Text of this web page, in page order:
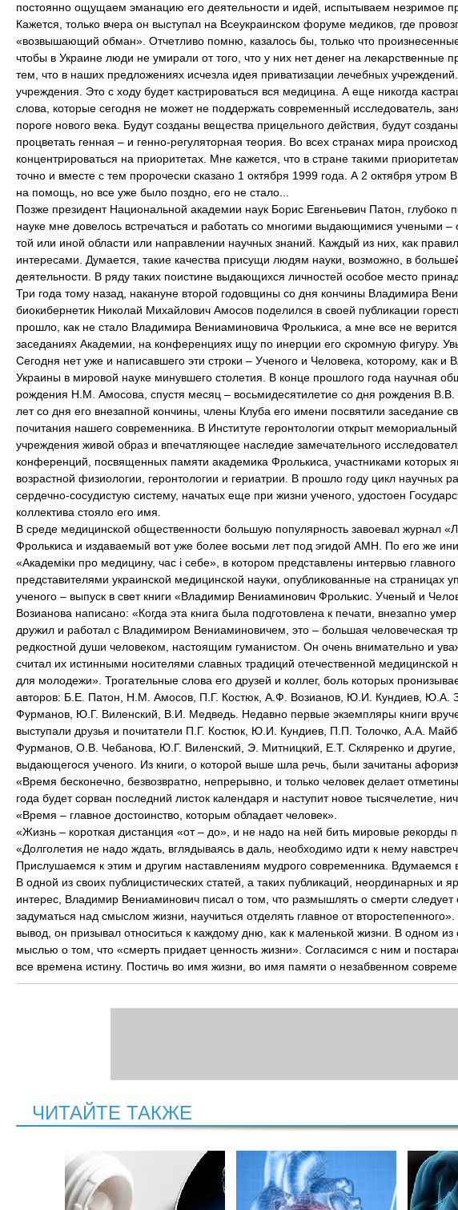
постоянно ощущаем эманацию его деятельности и идей, испытываем незримое
Кажется, только вчера он выступал на Всеукраинском форуме медиков, где
«возвышающий обман». Отчетливо помню, казалось бы, только что
чтобы в Украине люди не умирали от того, что у них нет денег на лекарственные
тем, что в наших предложениях исчезла идея приватизации лечебных
учреждения. Это с ходу будет кастрироваться вся медицина. А еще никогда
слова, которые сегодня не может не поддержать современный исследователь,
пороге нового века. Будут созданы вещества прицельного действия, будут
процветать генная – и генно-регуляторная теория. Во всех странах мира
концентрироваться на приоритетах. Мне кажется, что в стране такими
точно и вместе с тем пророчески сказано 1 октября 1999 года. А 2 октября
на помощь, но все уже было поздно, его не стало...
Позже президент Национальной академии наук Борис Евгеньевич Патон,
науке мне довелось встречаться и работать со многими выдающимися учеными
той или иной области или направлении научных знаний. Каждый из них, как
интересами. Думается, такие качества присущи людям науки, возможно, в
деятельности. В ряду таких поистине выдающихся личностей особое место
Три года тому назад, накануне второй годовщины со дня кончины Владимира
биокибернетик Николай Михайлович Амосов поделился в своей публикации
прошло, как не стало Владимира Вениаминовича Фролькиса, а мне все не
заседаниях Академии, на конференциях ищу по инерции его скромную фигуру.
Сегодня нет уже и написавшего эти строки – Ученого и Человека, которому, как
Украины в мировой науке минувшего столетия. В конце прошлого года научная
рождения Н.М. Амосова, спустя месяц – восьмидесятилетие со дня рождения В.В.
лет со дня его внезапной кончины, члены Клуба его имени посвятили заседание
почитания нашего современника. В Институте геронтологии открыт мемориальный
учреждения живой образ и впечатляющее наследие замечательного
конференций, посвященных памяти академика Фролькиса, участниками
возрастной физиологии, геронтологии и гериатрии. В прошло году цикл научных
сердечно-сосудистую систему, начатых еще при жизни ученого, удостоен
коллектива стояло его имя.
В среде медицинской общественности большую популярность завоевал журнал
Фролькиса и издаваемый вот уже более восьми лет под эгидой АМН. По его же
«Академіки про медицину, час і себе», в котором представлены интервью
представителями украинской медицинской науки, опубликованные на страницах
ученого – выпуск в свет книги «Владимир Вениаминович Фролькис. Ученый и
Возианова написано: «Когда эта книга была подготовлена к печати, внезапно
дружил и работал с Владимиром Вениаминовичем, это – большая человеческая
редкостной души человеком, настоящим гуманистом. Он очень внимательно и
считал их истинными носителями славных традиций отечественной медицинской
для молодежи». Трогательные слова его друзей и коллег, боль которых
авторов: Б.Е. Патон, Н.М. Амосов, П.Г. Костюк, А.Ф. Возианов, Ю.И. Кундиев, Ю.А.
Фурманов, Ю.Г. Виленский, В.И. Медведь. Недавно первые экземпляры книги
выступали друзья и почитатели П.Г. Костюк, Ю.И. Кундиев, П.П. Толочко, А.А.
Фурманов, О.В. Чебанова, Ю.Г. Виленский, Э. Митницкий, Е.Т. Скляренко и
выдающегося ученого. Из книги, о которой выше шла речь, были зачитаны
«Время бесконечно, безвозвратно, непрерывно, и только человек делает
года будет сорван последний листок календаря и наступит новое тысячелетие,
«Время – главное достоинство, которым обладает человек».
«Жизнь – короткая дистанция «от – до», и не надо на ней бить мировые рекорды
«Долголетия не надо ждать, вглядываясь в даль, необходимо идти к нему
Прислушаемся к этим и другим наставлениям мудрого современника. Вдумаемся в
В одной из своих публицистических статей, а таких публикаций, неординарных и
интерес, Владимир Вениаминович писал о том, что размышлять о смерти
задуматься над смыслом жизни, научиться отделять главное от
вывод, он призывал относиться к каждому дню, как к маленькой жизни. В одном
мыслью о том, что «смерть придает ценность жизни». Согласимся с ним и
все времена истину. Постичь во имя жизни, во имя памяти о незабвенном
ЧИТАЙТЕ ТАКЖЕ